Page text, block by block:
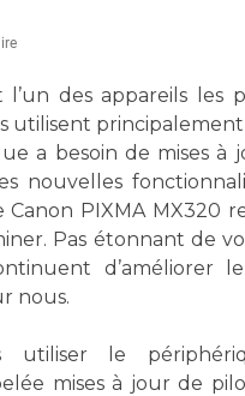
l’un des appareils les
utilisent
a besoin de mises à
nouvelles
PIXMA MX320
Pas étonnant de
d’améliorer
nous.
utiliser le
mises à jour de